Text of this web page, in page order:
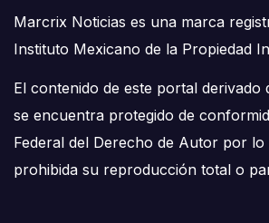
Marcrix Noticias es una marca
Instituto Mexicano de la Propiedad
El contenido de este portal derivado
se encuentra protegido de
Federal del Derecho de Autor por lo
prohibida su reproducción total o